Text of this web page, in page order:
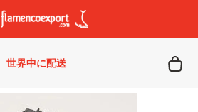
世界中に配送